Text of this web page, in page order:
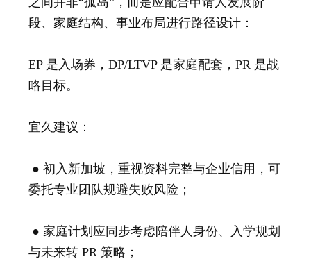
段、家庭结构、事业布局进行路径设计：
EP 是入场券，DP/LTVP 是家庭配套，PR 是战
略目标。
宜久建议：
● 初入新加坡，重视资料完整与企业信用，可
委托专业团队规避失败风险；
● 家庭计划应同步考虑陪伴人身份、入学规划
与未来转 PR 策略；